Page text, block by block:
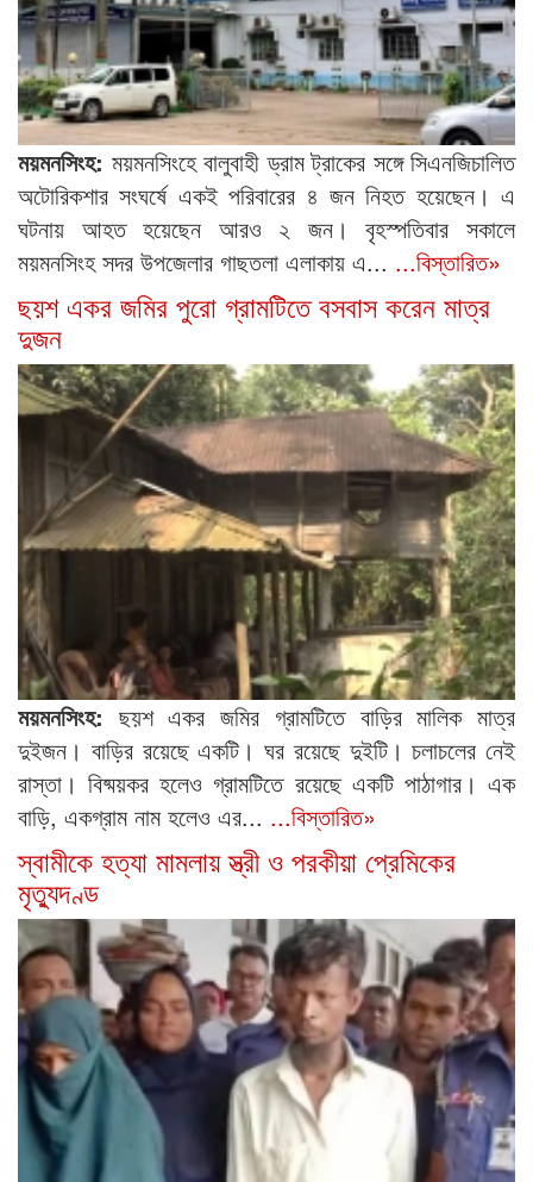
ময়মনসিংহ: ময়মনসিংহে বালুবাহী ড্রাম ট্রাকের সঙ্গে সিএনজিচালিত
অটোরিকশার সংঘর্ষে একই পরিবারের ৪ জন নিহত হয়েছেন। এ
ঘটনায় আহত হয়েছেন আরও ২ জন। বৃহস্পতিবার সকালে
ময়মনসিংহ সদর উপজেলার গাছতলা এলাকায় এ... ...বিস্তারিত»
ছয়শ একর জমির পুরো গ্রামটিতে বসবাস করেন মাত্র
দুজন
ময়মনসিংহ: ছয়শ একর জমির গ্রামটিতে বাড়ির মালিক মাত্র
দুইজন। বাড়ির রয়েছে একটি। ঘর রয়েছে দুইটি। চলাচলের নেই
রাস্তা। বিষ্ময়কর হলেও গ্রামটিতে রয়েছে একটি পাঠাগার। এক
বাড়ি, একগ্রাম নাম হলেও এর... ...বিস্তারিত»
স্বামীকে হত্যা মামলায় স্ত্রী ও পরকীয়া প্রেমিকের
মৃত্যুদণ্ড